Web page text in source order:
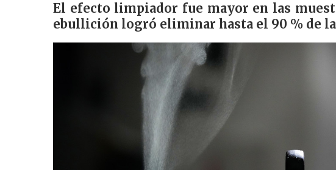
El efecto limpiador fue mayor en las
ebullición logró eliminar hasta el 90 % de